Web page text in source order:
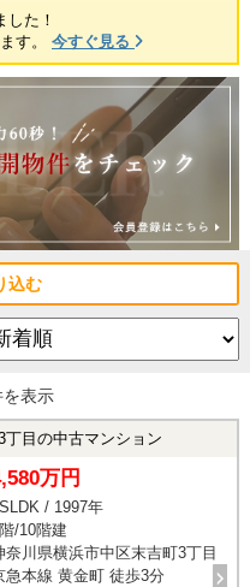
した！
す。 今すぐ見る
込む
を表示
丁目の中古マンション
万円
/ 1997年
/10階建
奈川県横浜市中区末吉町3丁目
急本線 黄金町 徒歩3分